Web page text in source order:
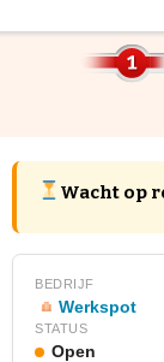
Wacht op
BEDRIJF
Werkspot
STATUS
Open